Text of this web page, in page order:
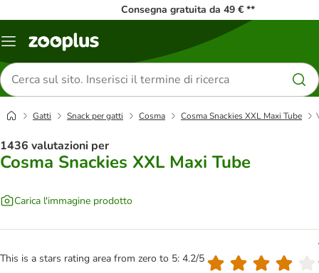
Consegna gratuita da 49 € **
Overview
Cerca
prodotti
Gatti Snack per gatti Cosma Cosma Snackies XXL Maxi Tube
1436 valutazioni per
Cosma Snackies XXL Maxi Tube
Carica l'immagine prodotto
This is a stars rating area from zero to 5: 4.2/5